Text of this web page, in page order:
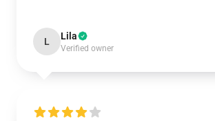
L Lila
Verified owner